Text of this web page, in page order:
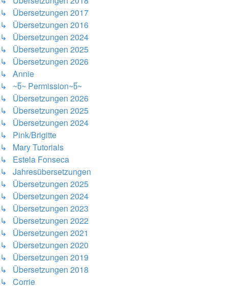
↳ Übersetzungen 2017
↳ Übersetzungen 2016
↳ Übersetzungen 2024
↳ Übersetzungen 2025
↳ Übersetzungen 2026
↳ Annie
↳ ~წ~ Permission~წ~
↳ Übersetzungen 2026
↳ Übersetzungen 2025
↳ Übersetzungen 2024
↳ Pink/Brigitte
↳ Mary Tutorials
↳ Estela Fonseca
↳ Jahresübersetzungen
↳ Übersetzungen 2025
↳ Übersetzungen 2024
↳ Übersetzungen 2023
↳ Übersetzungen 2022
↳ Übersetzungen 2021
↳ Übersetzungen 2020
↳ Übersetzungen 2019
↳ Übersetzungen 2018
↳ Corrie